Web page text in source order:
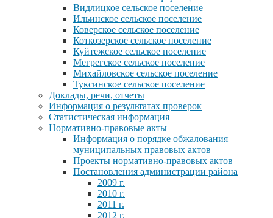
Видлицкое сельское поселение
Ильинское сельское поселение
Коверское сельское поселение
Коткозерское сельское поселение
Куйтежское сельское поселение
Мегрегское сельское поселение
Михайловское сельское поселение
Туксинское сельское поселение
Доклады, речи, отчеты
Информация о результатах проверок
Статистическая информация
Нормативно-правовые акты
Информация о порядке обжалования
муниципальных правовых актов
Проекты нормативно-правовых актов
Постановления администрации района
2009 г.
2010 г.
2011 г.
2012 г.